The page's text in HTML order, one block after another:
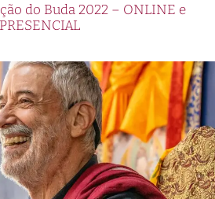
do Buda 2022 – ONLINE e
PRESENCIAL